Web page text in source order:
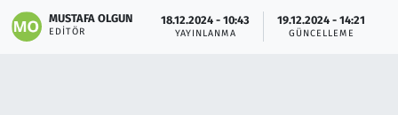
MUSTAFA OLGUN
EDITÖR
18.12.2024 - 10:43
YAYINLANMA
19.12.2024 - 14:21
GÜNCELLEME